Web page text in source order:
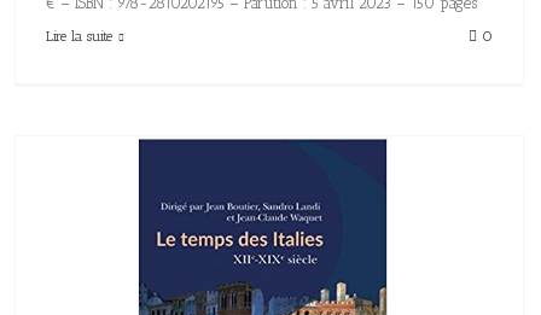
Lire la suite 0